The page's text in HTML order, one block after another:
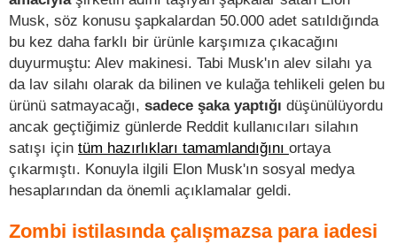
Musk, söz konusu şapkalardan 50.000 adet satıldığında
bu kez daha farklı bir ürünle karşımıza çıkacağını
duyurmuştu: Alev makinesi. Tabi Musk'ın alev silahı ya
da lav silahı olarak da bilinen ve kulağa tehlikeli gelen bu
ürünü satmayacağı, sadece şaka yaptığı düşünülüyordu
ancak geçtiğimiz günlerde Reddit kullanıcıları silahın
satışı için tüm hazırlıkları tamamlandığını ortaya
çıkarmıştı. Konuyla ilgili Elon Musk'ın sosyal medya
hesaplarından da önemli açıklamalar geldi.
Zombi istilasında çalışmazsa para iadesi